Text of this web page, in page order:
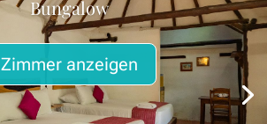
Bungalow
Zimmer anzeigen